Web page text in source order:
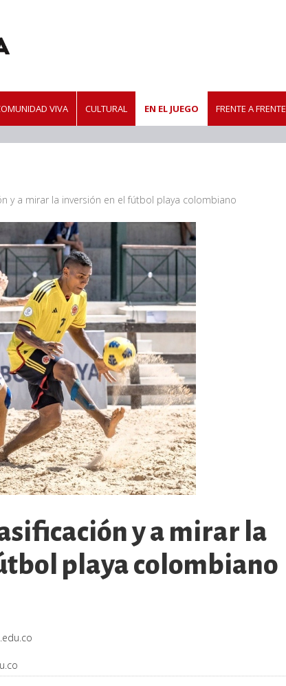
VIVA CULTURAL EN EL JUEGO FRENTE A FRENTE
y a mirar la inversión en el fútbol playa colombiano
y a mirar la
playa colombiano